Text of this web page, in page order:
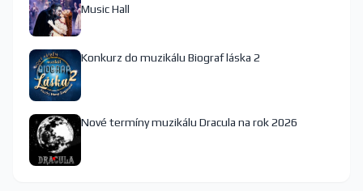
Music Hall
Konkurz do muzikálu Biograf láska 2
Nové termíny muzikálu Dracula na rok 2026